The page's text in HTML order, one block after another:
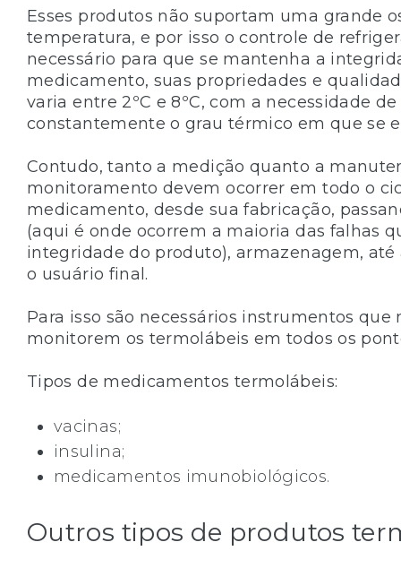
Esses produtos não suportam uma grande
temperatura, e por isso o controle de
necessário para que se mantenha a
medicamento, suas propriedades e
varia entre 2ºC e 8ºC, com a necessidade
constantemente o grau térmico em que se
Contudo, tanto a medição quanto a
monitoramento devem ocorrer em todo o
medicamento, desde sua fabricação,
(aqui é onde ocorrem a maioria das falhas
integridade do produto), armazenagem, até
o usuário final.
Para isso são necessários instrumentos que
monitorem os termolábeis em todos os
Tipos de medicamentos termolábeis:
vacinas;
insulina;
medicamentos imunobiológicos.
Outros tipos de produtos